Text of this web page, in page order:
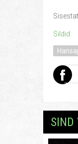
Sildid:
SIND